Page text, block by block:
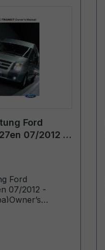
Ford
07/2012 -
Ford
07/2012 -